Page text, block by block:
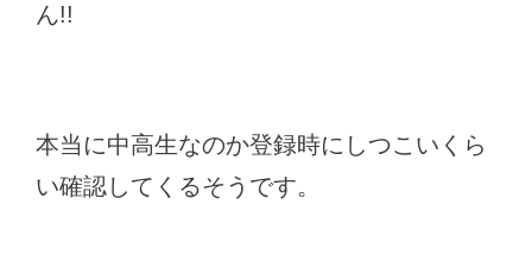
ん!!
本当に中高生なのか登録時にしつこいくら
い確認してくるそうです。